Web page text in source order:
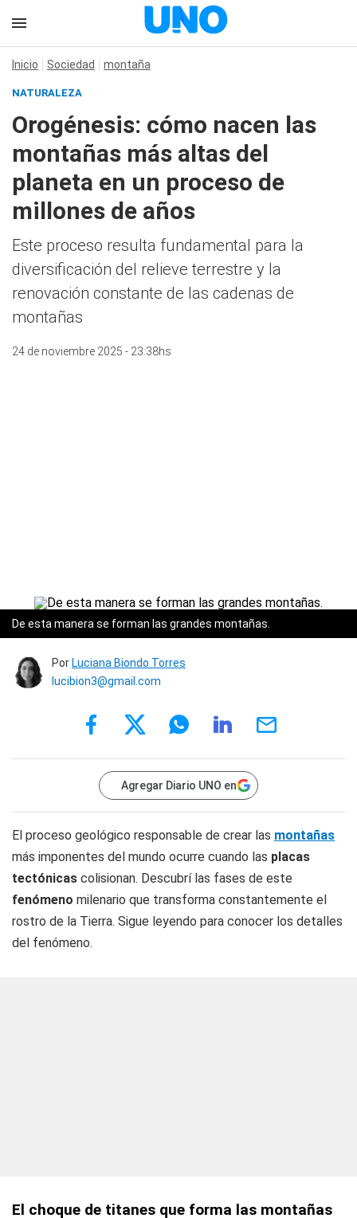
Inicio Sociedad montaña
NATURALEZA
Orogénesis: cómo nacen las
montañas más altas del
planeta en un proceso de
millones de años
Este proceso resulta fundamental para la
diversificación del relieve terrestre y la
renovación constante de las cadenas de
montañas
24 de noviembre 2025 - 23:38hs
De esta manera se forman las grandes montañas.
Por Luciana Biondo Torres
lucibion3@gmail.com
Agregar Diario UNO en
El proceso geológico responsable de crear las montañas
más imponentes del mundo ocurre cuando las placas
tectónicas colisionan. Descubrí las fases de este
fenómeno milenario que transforma constantemente el
rostro de la Tierra. Sigue leyendo para conocer los detalles
del fenómeno.
El choque de titanes que forma las montañas